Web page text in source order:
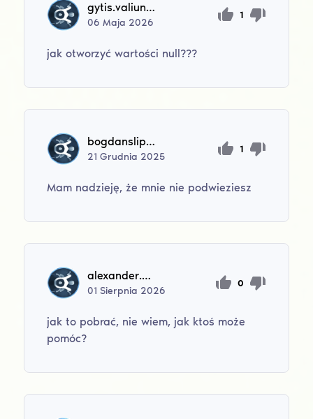
gytis.valiunas12
06Maja 2026
1
jak otworzyć wartości null???
bogdanslipets24
21Grudnia 2025
1
Mam nadzieję, że mnie nie podwieziesz
alexander.m.a.wagner
01Sierpnia 2026
0
jak to pobrać, nie wiem, jak ktoś może
pomóc?